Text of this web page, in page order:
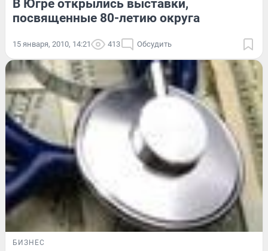
В Югре открылись выставки,
посвященные 80-летию округа
15 января, 2010, 14:21 413 Обсудить
БИЗНЕС